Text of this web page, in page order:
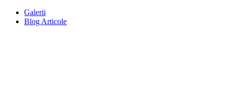
Galerii
Blog Articole